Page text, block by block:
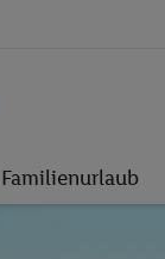
Familienurlaub